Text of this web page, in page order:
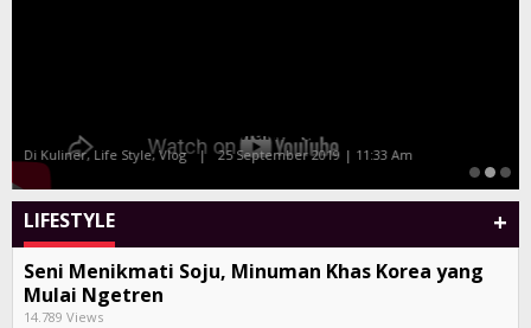
Tony Q dan Album Kompilasi Bali Sand
Di Seni, Vlog | 27 Juli 2019 | 10:38 Am
LIFESTYLE +
Seni Menikmati Soju, Minuman Khas Korea yang
Mulai Ngetren
14.789 Views